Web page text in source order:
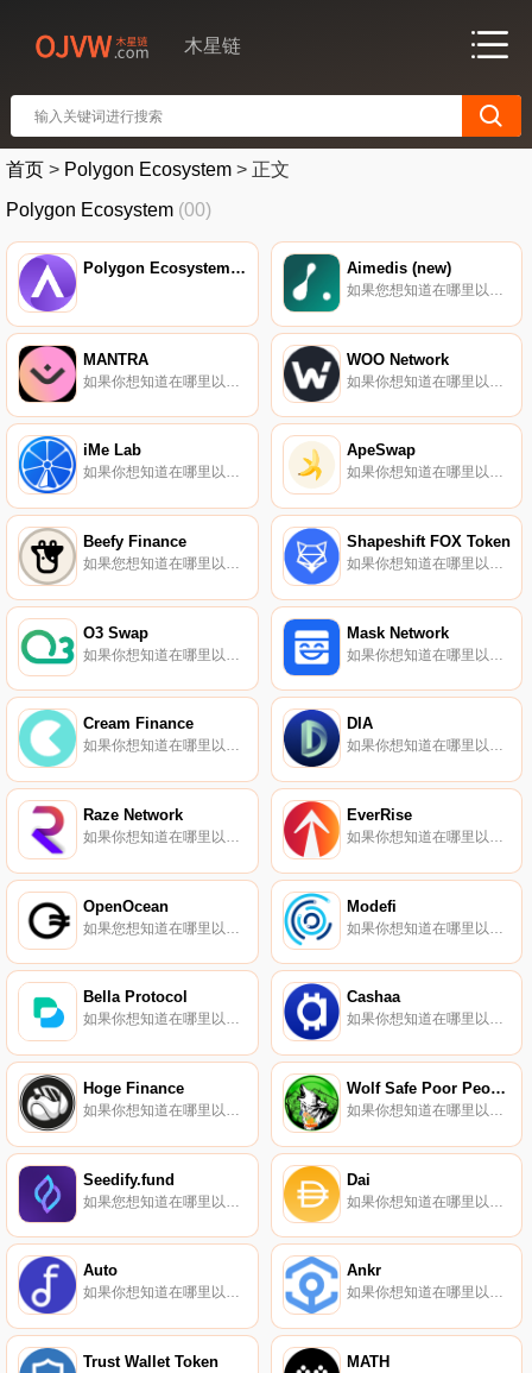
木星链
首页 > Polygon Ecosystem > 正文
Polygon Ecosystem (00)
Polygon Ecosystem Index Aimedis (new)
如果您想知道在哪里以当前价格购买Aimedis (new),目前交易｛AIMXnname｝股票的顶级加密货币交易所是QuickSwap。您可以在我们的加密货币交易所页面上找到其他列表.
MANTRA WOO Network
iMe Lab
如果你想知道在哪里以当前价格购买iMe Lab,目前交易{iMe Lab]股票的顶级加密货币交易所是Gate.io、AscendEX（BitMax）、PancakeSwap（V2）和ApeSwap（BSC）。您可以在我们的加密货币交易所页面上找到其他列表.
ApeSwap
如果你想知道在哪里以当前价格购买ApeSwap,目前交易{ApeSwap]股票的顶级加密货币交易所是CoinW、Bitrue、BitMart、MEXC和LATOKEN。您可以在我们的加密货币交易所页面上找到其他列表.
Beefy Finance
如果您想知道在哪里以当前价格购买Beefy Finance,目前交易｛BIFInname｝股票的顶级加密货币交易所是Binance、BingX、SuperEx、TapBIFIt和Gate.io。您可以在我们的加密货币交易所页面上找到其他交易所.
Shapeshift FOX Token
如果你想知道在哪里以当前价格购买Shapeshift FOX Token,目前交易{Shapeshift FOX Token]股票的顶级加密货币交易所是Gate.io、MEXC、Coinbase Exchange、CoinEx和LATOKEN。您可以在我们的加密货币交易所页面上找到其他列表.
O3 Swap Mask Network
Cream Finance
如果你想知道在哪里以当前价格购买Cream Finance,目前交易{Cream Finance]股票的顶级加密货币交易所是Binance、Bitrue、ByCREAMt、BingX和TapCREAMt。您可以在我们的加密货币交易所页面上找到其他列表.
DIA
如果你想知道在哪里以当前价格购买DIA,目前交易{DIA]股票的顶级加密货币交易所是Binance、OKX、CoinW、Bitrue和Hotcoin Global。您可以在我们的加密货币交易所页面上找到其他列表.
Raze Network
如果你想知道在哪里以当前价格购买Raze Network,目前交易{Raze Network]股票的顶级加密货币交易所是Gate.io、LATOKEN和HotRAZEt。您可以在我们的加密货币交易所页面上找到其他列表.
EverRise
如果你想知道在哪里以当前价格购买EverRise,目前交易{EverRise]股票的顶级加密货币交易所是MEXC。您可以在我们的加密货币交易所页面上找到其他列表。EverRise是一家区块链技术公司,专注于通过将安全解决方案带到空间来增加去中心化金融的可访问性.
OpenOcean Modefi
Bella Protocol
如果你想知道在哪里以当前价格购买Bella Protocol,目前交易{Bella Protocol]股票的顶级加密货币交易所是Binance、Bitrue、ByBELt、Bitget和Hotcoin Global。您可以在我们的加密货币交易所页面上找到其他列表.
Cashaa
如果你想知道在哪里以当前价格购买Cashaa,目前交易{Cashaa]股票的顶级加密货币交易所是KuCoin、MEXC和Bitbns。您可以在我们的加密货币交易所页面上找到其他列表。Cashaa自称是英国最大的加密货币友好型新银行,为全球数百家加密货币企业提供服务.
Hoge Finance
如果你想知道在哪里以当前价格购买Hoge Finance,目前交易{Hoge Finance]股票的顶级加密货币交易所是Gate.io、Biconomy Exchange、PancakeSwap（V2）和1inch Liquidity Protocol.
Wolf Safe Poor People
如果你想知道在哪里以当前价格购买Wolf Safe Poor People,目前交易{Wolf Safe Poor People]股票的顶级加密货币交易所是LATOKEN和PancakeSwap（V2）。您可以在我们的加密货币交易所页面上找到其他列表.
Seedify.fund Dai
Auto
如果你想知道在哪里以当前价格购买Auto,目前交易{Auto]股票的顶级加密货币交易所是Binance、Deepcoin、Bitrue、Hotcoin Global和BingX。您可以在我们的加密货币交易所页面上找到其他列表.
Ankr
如果你想知道在哪里以当前价格购买Ankr,目前交易{Ankr]股票的顶级加密货币交易所是Binance、CoinW、Bitrue、ByANKRt和Bitget。您可以在我们的加密货币交易所页面上找到其他列表.
Trust Wallet Token MATH